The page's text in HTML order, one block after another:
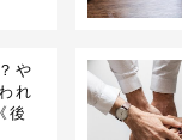
や
れ
後